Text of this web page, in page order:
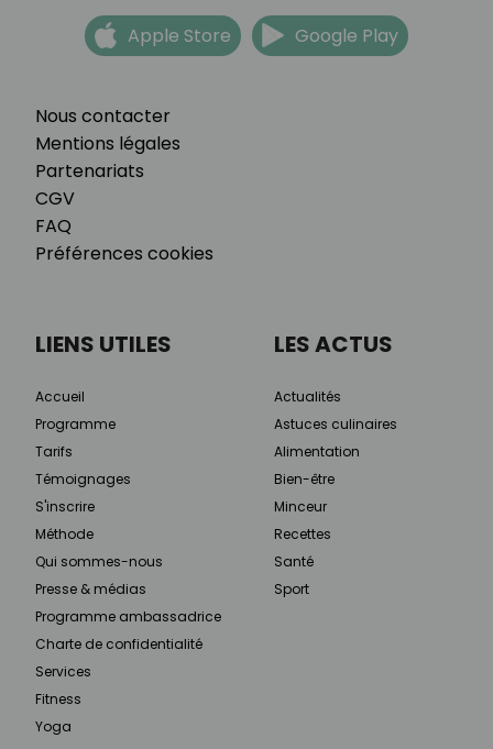
Nous contacter
Mentions légales
Partenariats
CGV
FAQ
Préférences cookies
Apple Store Google Play
LIENS UTILES
Accueil
Programme
Tarifs
Témoignages
S'inscrire
Méthode
Qui sommes-nous
Presse & médias
Programme ambassadrice
Charte de confidentialité
Services
Fitness
Yoga
LES ACTUS
Actualités
Astuces culinaires
Alimentation
Bien-être
Minceur
Recettes
Santé
Sport